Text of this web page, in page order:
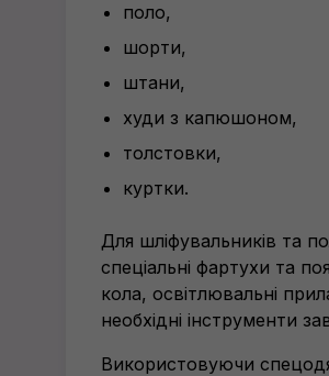
поло,
шорти,
штани,
худи з капюшоном,
толстовки,
куртки.
Для шліфувальників та
спеціальні фартухи та
кола, освітлювальні
необхідні інструменти
Використовуючи